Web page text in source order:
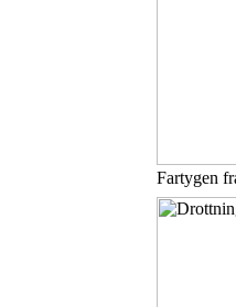
Fartygen